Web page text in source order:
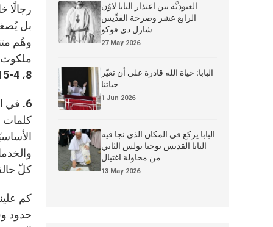
رجالًا
بل
وهُم
ملكوت
8، 4-15). شُكرُنا للمتطوّعين الكثيرين يطلب منّا أن نصلّي لكي تكون شهادتهم مثمرة.
6. في الذّكرى السّنويّة السّتّين للرّسالة البابويّة العامّة، السّلام على الأرض (
كلمات
كلّ
كم
حدود
العبوديَّة بين اعتذار البابا لاوُن
الرابع عشر وصرخة القدِّيس
شارل دي فوكو
27 May 2026
البابا: حياة الله قادرة على أن تغيّر
حياتنا
1 Jun 2026
البابا يركع في المكان الذي نجا فيه
البابا القديس يوحنا بولس الثاني
من محاولة اغتيال
13 May 2026